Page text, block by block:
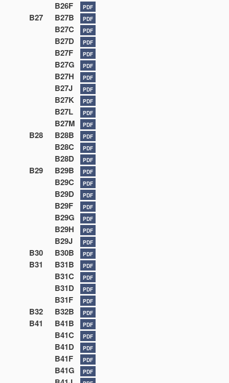
B26F PDF
B27 B27B PDF
B27C PDF
B27D PDF
B27F PDF
B27G PDF
B27H PDF
B27J PDF
B27K PDF
B27L PDF
B27M PDF
B28 B28B PDF
B28C PDF
B28D PDF
B29 B29B PDF
B29C PDF
B29D PDF
B29F PDF
B29G PDF
B29H PDF
B29J PDF
B30 B30B PDF
B31 B31B PDF
B31C PDF
B31D PDF
B31F PDF
B32 B32B PDF
B41 B41B PDF
B41C PDF
B41D PDF
B41F PDF
B41G PDF